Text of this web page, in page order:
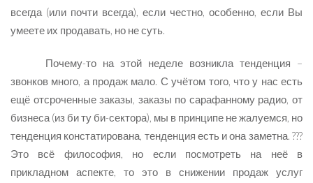
всегда (или почти всегда), если честно, особенно, если Вы
умеете их продавать, но не суть.
Почему-то на этой неделе возникла тенденция –
звонков много, а продаж мало. С учётом того, что у нас есть
ещё отсроченные заказы, заказы по сарафанному радио, от
бизнеса (из би ту би-сектора), мы в принципе не жалуемся, но
тенденция констатирована, тенденция есть и она заметна. ???
Это всё философия, но если посмотреть на неё в
прикладном аспекте, то это в снижении продаж услуг